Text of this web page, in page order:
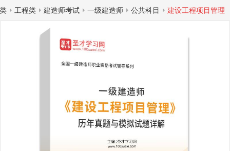
工程类 建造师考试 一级建造师 公共科目 建设工程项目管理